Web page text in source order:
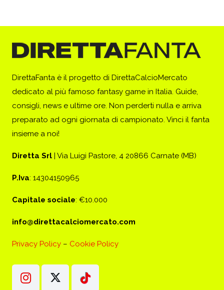
DirettaFanta è il progetto di DirettaCalcioMercato
dedicato al più famoso fantasy game in Italia. Guide,
consigli, news e ultime ore. Non perderti nulla e arriva
preparato ad ogni giornata di campionato. Vinci il fanta
insieme a noi!
Diretta Srl | Via Luigi Pastore, 4 20866 Carnate (MB)
P.Iva: 14304150965
Capitale sociale: €10.000
info@direttacalciomercato.com
Privacy Policy – Cookie Policy